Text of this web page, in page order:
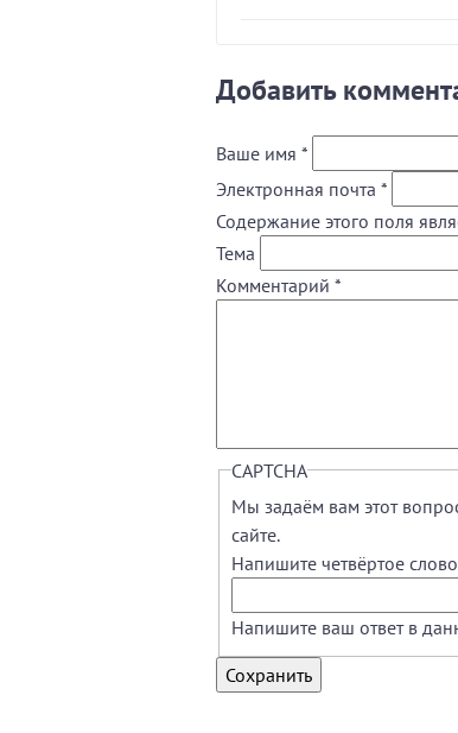
Добавить
Ваше имя *
Электронная почта *
Содержание этого поля
Тема
Комментарий *
CAPTCHA
Мы задаём вам этот
сайте.
Напишите четвёртое
Напишите ваш ответ в